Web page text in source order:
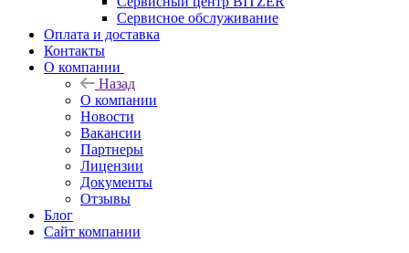
Сервисное обслуживание
Оплата и доставка
Контакты
О компании
Назад
О компании
Новости
Вакансии
Партнеры
Лицензии
Документы
Отзывы
Блог
Сайт компании